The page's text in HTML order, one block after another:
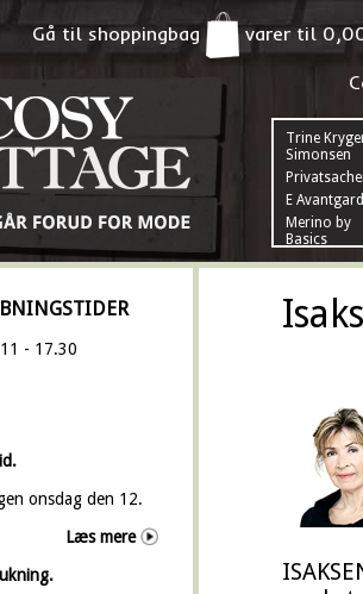
Gå til shoppingbag varer til
Trine
Simonsen
E
Merino by
Basics
- 17.30
onsdag den 12.
Læs mere